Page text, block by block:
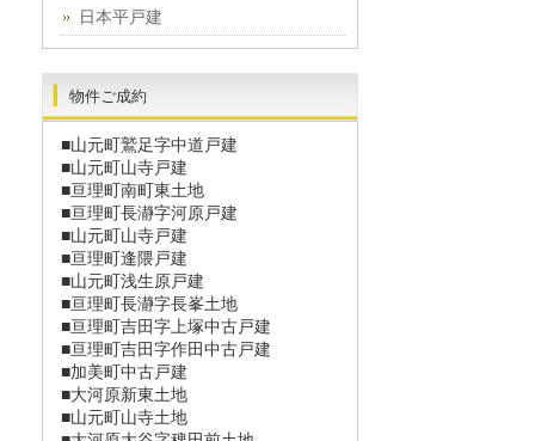
日本平戸建
物件ご成約
■山元町鷲足字中道戸建
■山元町山寺戸建
■亘理町南町東土地
■亘理町長瀞字河原戸建
■山元町山寺戸建
■亘理町逢隈戸建
■山元町浅生原戸建
■亘理町長瀞󠄀字長峯土地
■亘理町吉田字上塚中古戸建
■亘理町吉田字作田中古戸建
■加美町中古戸建
■大河原新東土地
■山元町山寺土地